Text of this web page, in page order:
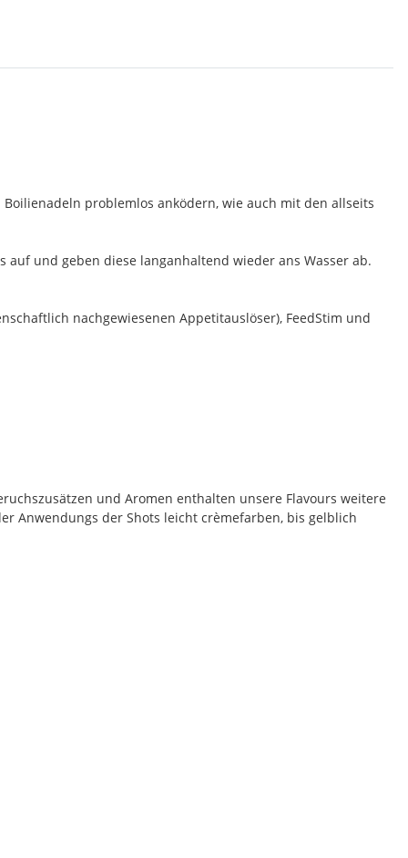
problemlos anködern, wie auch mit den allseits
und geben diese langanhaltend wieder ans Wasser ab.
nachgewiesenen Appetitauslöser), FeedStim und
und Aromen enthalten unsere Flavours weitere
Anwendungs der Shots leicht crèmefarben, bis gelblich